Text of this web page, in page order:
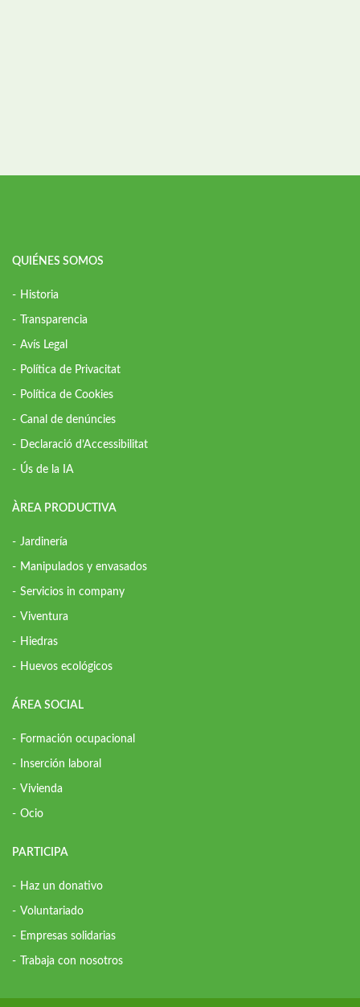
QUIÉNES SOMOS
Historia
Transparencia
Avís Legal
Política de Privacitat
Política de Cookies
Canal de denúncies
Declaració d’Accessibilitat
Ús de la IA
ÀREA PRODUCTIVA
Jardinería
Manipulados y envasados
Servicios in company
Viventura
Hiedras
Huevos ecológicos
ÁREA SOCIAL
Formación ocupacional
Inserción laboral
Vivienda
Ocio
PARTICIPA
Haz un donativo
Voluntariado
Empresas solidarias
Trabaja con nosotros